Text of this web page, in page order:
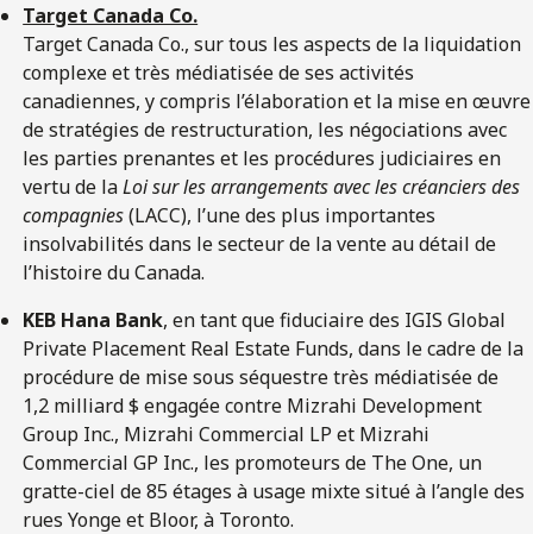
Target Canada Co.
Target Canada Co., sur tous les aspects de la liquidation
complexe et très médiatisée de ses activités
canadiennes, y compris l’élaboration et la mise en œuvre
de stratégies de restructuration, les négociations avec
les parties prenantes et les procédures judiciaires en
vertu de laLoi sur les arrangements avec les créanciers des
compagnies(LACC), l’une des plus importantes
insolvabilités dans le secteur de la vente au détail de
l’histoire du Canada.
KEB Hana Bank, en tant que fiduciaire des IGIS Global
Private Placement Real Estate Funds, dans le cadre de la
procédure de mise sous séquestre très médiatisée de
1,2 milliard $ engagée contre Mizrahi Development
Group Inc., Mizrahi Commercial LP et Mizrahi
Commercial GP Inc., les promoteurs de The One, un
gratte-ciel de 85 étages à usage mixte situé à l’angle des
rues Yonge et Bloor, à Toronto.